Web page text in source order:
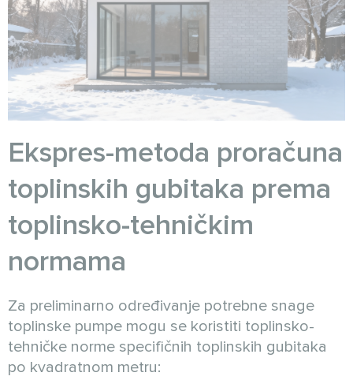
Ekspres-metoda proračuna
toplinskih gubitaka prema
toplinsko-tehničkim
normama
Za preliminarno određivanje potrebne snage
toplinske pumpe mogu se koristiti toplinsko-
tehničke norme specifičnih toplinskih gubitaka
po kvadratnom metru: